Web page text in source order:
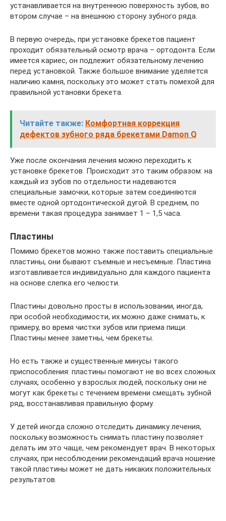
устанавливается на внутреннюю поверхность зубов, во
втором случае – на внешнюю сторону зубного ряда.
В первую очередь, при установке брекетов пациент
проходит обязательный осмотр врача – ортодонта. Если
имеется кариес, он подлежит обязательному лечению
перед установкой. Также большое внимание уделяется
наличию камня, поскольку это может стать помехой для
правильной установки брекета.
Читайте также: Комфортная коррекция
дефектов зубного ряда брекетами Damon Q
Уже после окончания лечения можно переходить к
установке брекетов. Происходит это таким образом: на
каждый из зубов по отдельности надеваются
специальные замочки, которые затем соединяются
вместе одной ортодонтической дугой. В среднем, по
времени такая процедура занимает 1 – 1,5 часа.
Пластины
Помимо брекетов можно также поставить специальные
пластины, они бывают съемные и несъемные. Пластина
изготавливается индивидуально для каждого пациента
на основе слепка его челюсти.
Пластины довольно просты в использовании, иногда,
при особой необходимости, их можно даже снимать, к
примеру, во время чистки зубов или приема пищи.
Пластины менее заметны, чем брекеты.
Но есть также и существенные минусы такого
приспособления: пластины помогают не во всех сложных
случаях, особенно у взрослых людей, поскольку они не
могут как брекеты с течением времени смещать зубной
ряд, восстанавливая правильную форму.
У детей иногда сложно отследить динамику лечения,
поскольку возможность снимать пластину позволяет
делать им это чаще, чем рекомендует врач. В некоторых
случаях, при несоблюдении рекомендаций врача ношение
такой пластины может не дать никаких положительных
результатов.